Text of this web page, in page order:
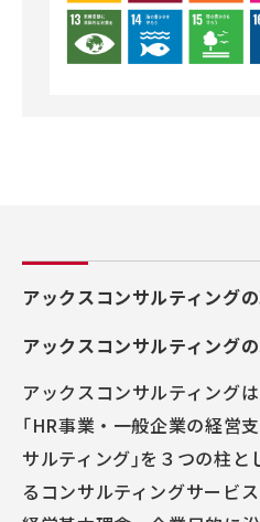
アックスコンサルティング
アックスコンサルティング
アックスコンサルティング
｢HR事業・一般企業の経営
サルティング｣を３つの柱
るコンサルティングサービ